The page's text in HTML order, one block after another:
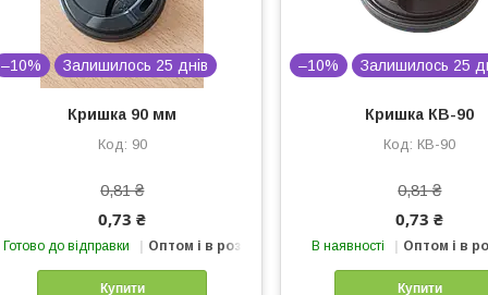
–10% Залишилось 25 днів
Кришка 90 мм
90
0,81 ₴
0,73 ₴
Готово до відправки Оптом і в роздріб
Купити
–10% Залишилось 25
Кришка КВ-90
КВ-90
0,81 ₴
0,73 ₴
В наявності Оптом і в
Купити